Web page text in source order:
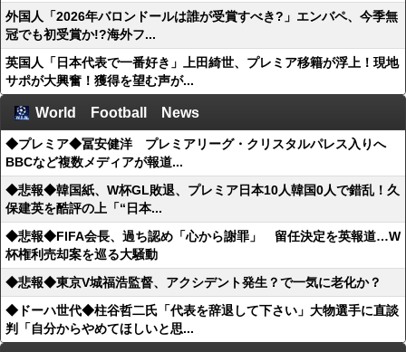
外国人「2026年バロンドールは誰が受賞すべき?」エンバペ、今季無
冠でも初受賞か!?海外フ...
英国人「日本代表で一番好き」上田綺世、プレミア移籍が浮上！現地
サポが大興奮！獲得を望む声が...
World Football News
◆プレミア◆冨安健洋 プレミアリーグ・クリスタルパレス入りへ
BBCなど複数メディアが報道...
◆悲報◆韓国紙、W杯GL敗退、プレミア日本10人韓国0人で錯乱！久
保建英を酷評の上「“日本...
◆悲報◆FIFA会長、過ち認め「心から謝罪」 留任決定を英報道…W
杯権利売却案を巡る大騒動
◆悲報◆東京V城福浩監督、アクシデント発生？で一気に老化か？
◆ドーハ世代◆柱谷哲二氏「代表を辞退して下さい」大物選手に直談
判「自分からやめてほしいと思...